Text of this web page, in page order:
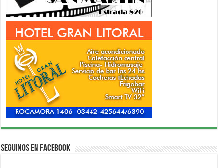
Seguinos en Facebook